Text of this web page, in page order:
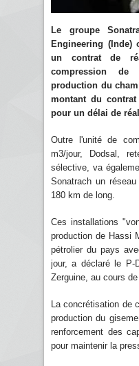
Le groupe
Engineering (Inde)
un contrat de
compression
production du
montant du
pour un délai de
Outre l'unité de
m3/jour, Dodsal,
sélective, va
Sonatrach un
180 km de long.
Ces installations
production de Hassi
pétrolier du pays
jour, a déclaré le P-
Zerguine, au cours
La concrétisation de
production du
renforcement des
pour maintenir la